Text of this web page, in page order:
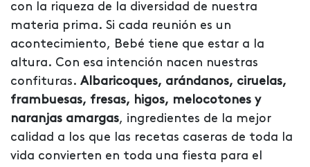
con la riqueza de la diversidad de nuestra
materia prima. Si cada reunión es un
acontecimiento, Bebé tiene que estar a la
altura. Con esa intención nacen nuestras
confituras. Albaricoques, arándanos, ciruelas,
frambuesas, fresas, higos, melocotones y
naranjas amargas, ingredientes de la mejor
calidad a los que las recetas caseras de toda la
vida convierten en toda una fiesta para el